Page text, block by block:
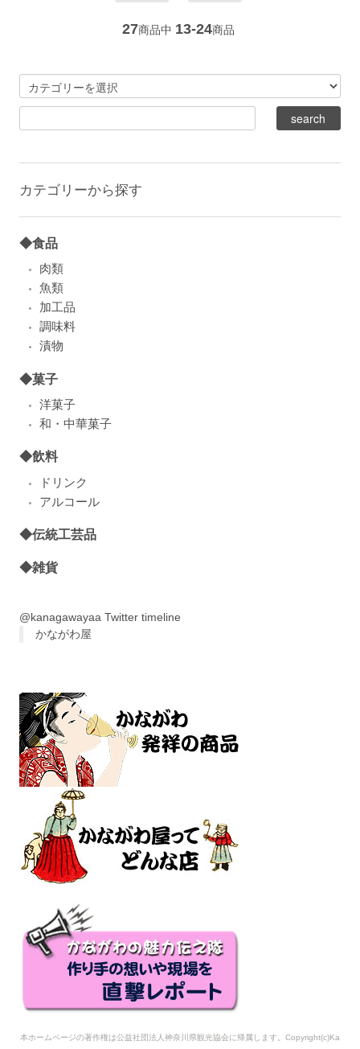
27商品中 13-24商品
カテゴリーから探す
◆食品
肉類
魚類
加工品
調味料
漬物
◆菓子
洋菓子
和・中華菓子
◆飲料
ドリンク
アルコール
◆伝統工芸品
◆雑貨
@kanagawayaa Twitter timeline
かながわ屋
本ホームページの著作権は公益社団法人神奈川県観光協会に帰属します。Copyright(c)Ka